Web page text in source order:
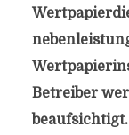
Betreiber
beaufsichtigt.